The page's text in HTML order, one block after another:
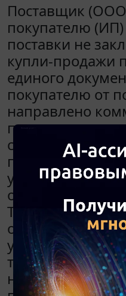
Поставщик
покупателю
поставки не
купли-продажи
единого
покупателю от
направлено
предложение,
существенные
поставки, в
указано, что
осуществляется
Товар был
основании
уведомил
товара к
направил по